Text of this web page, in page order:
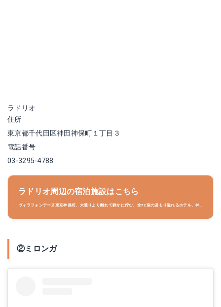
ラドリオ
住所
東京都千代田区神田神保町１丁目３
電話番号
03-3295-4788
ラドリオ周辺の宿泊施設はこちら
ヴィラフォンテーヌ東京神保町、大通りより離れて静かに佇む、全72室の温もり溢れるホテル、神
②ミロンガ